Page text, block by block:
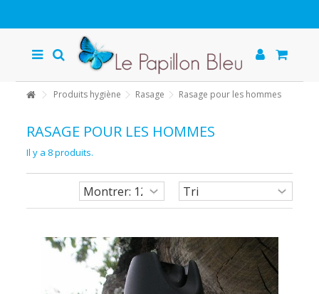
Produits hygiène Rasage Rasage pour les hommes
RASAGE POUR LES HOMMES
Il y a 8 produits.